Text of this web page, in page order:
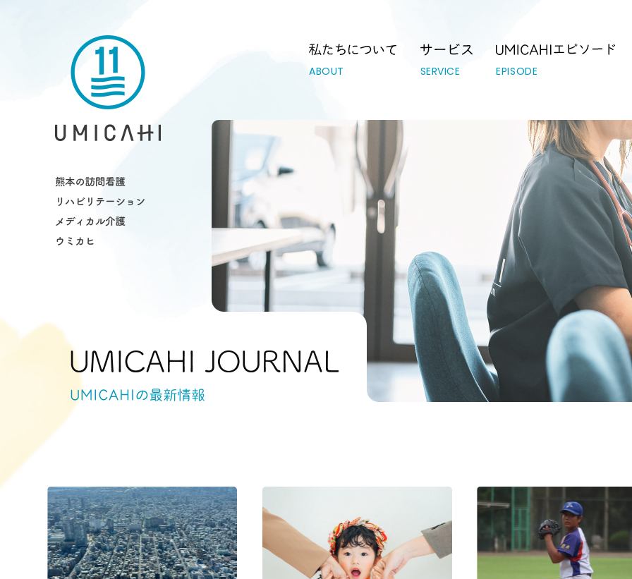
熊本市の訪問看護・リハビリ・介護ステーション｜UMICAHI（ウミカヒ）
ABOUT
SERVICE EPISODE
UMICAHI JOURNAL
NEWS&BLOG